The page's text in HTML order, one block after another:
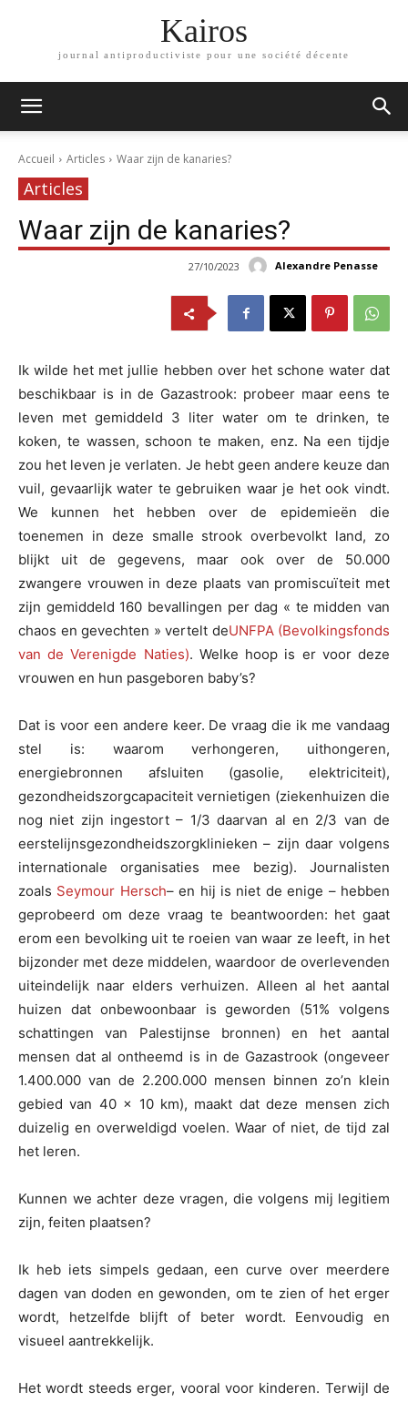
Kairos
journal antiproductiviste pour une société décente
Accueil Articles Waar zijn de kanaries?
Articles
Waar zijn de kanaries?
Alexandre Penasse
27/10/2023
Ik wilde het met jullie hebben over het schone water dat
beschikbaar is in de Gazastrook: probeer maar eens te
leven met gemiddeld 3 liter water om te drinken, te
koken, te wassen, schoon te maken, enz. Na een tijdje
zou het leven je verlaten. Je hebt geen andere keuze dan
vuil, gevaarlijk water te gebruiken waar je het ook vindt.
We kunnen het hebben over de epidemieën die
toenemen in deze smalle strook overbevolkt land, zo
blijkt uit de gegevens, maar ook over de 50.000
zwangere vrouwen in deze plaats van promiscuïteit met
zijn gemiddeld 160 bevallingen per dag « te midden van
chaos en gevechten » vertelt deUNFPA (Bevolkingsfonds
van de Verenigde Naties). Welke hoop is er voor deze
vrouwen en hun pasgeboren baby’s?
Dat is voor een andere keer. De vraag die ik me vandaag
stel is: waarom verhongeren, uithongeren,
energiebronnen afsluiten (gasolie, elektriciteit),
gezondheidszorgcapaciteit vernietigen (ziekenhuizen die
nog niet zijn ingestort – 1/3 daarvan al en 2/3 van de
eerstelijnsgezondheidszorgklinieken – zijn daar volgens
internationale organisaties mee bezig). Journalisten
zoals Seymour Hersch– en hij is niet de enige – hebben
geprobeerd om deze vraag te beantwoorden: het gaat
erom een bevolking uit te roeien van waar ze leeft, in het
bijzonder met deze middelen, waardoor de overlevenden
uiteindelijk naar elders verhuizen. Alleen al het aantal
huizen dat onbewoonbaar is geworden (51% volgens
schattingen van Palestijnse bronnen) en het aantal
mensen dat al ontheemd is in de Gazastrook (ongeveer
1.400.000 van de 2.200.000 mensen binnen zo’n klein
gebied van 40 x 10 km), maakt dat deze mensen zich
duizelig en overweldigd voelen. Waar of niet, de tijd zal
het leren.
Kunnen we achter deze vragen, die volgens mij legitiem
zijn, feiten plaatsen?
Ik heb iets simpels gedaan, een curve over meerdere
dagen van doden en gewonden, om te zien of het erger
wordt, hetzelfde blijft of beter wordt. Eenvoudig en
visueel aantrekkelijk.
Het wordt steeds erger, vooral voor kinderen. Terwijl de